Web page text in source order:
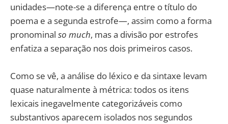
unidades—note-se a diferença entre o título do
poema e a segunda estrofe—, assim como a forma
pronominal so much, mas a divisão por estrofes
enfatiza a separação nos dois primeiros casos.
Como se vê, a análise do léxico e da sintaxe levam
quase naturalmente à métrica: todos os itens
lexicais inegavelmente categorizáveis como
substantivos aparecem isolados nos segundos